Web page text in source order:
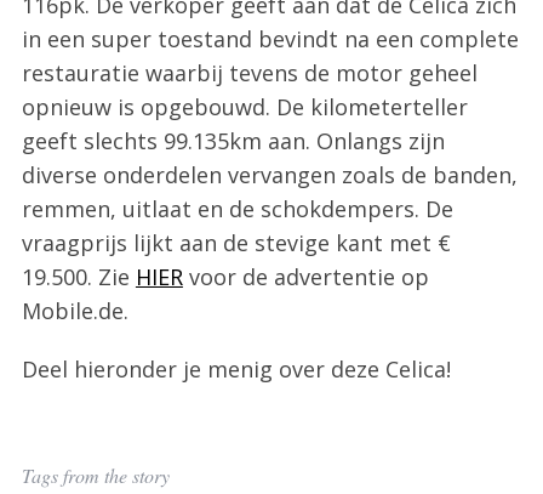
in een super toestand bevindt na een complete
restauratie waarbij tevens de motor geheel
opnieuw is opgebouwd. De kilometerteller
geeft slechts 99.135km aan. Onlangs zijn
diverse onderdelen vervangen zoals de banden,
remmen, uitlaat en de schokdempers. De
vraagprijs lijkt aan de stevige kant met €
19.500. Zie HIERvoor de advertentie op
Mobile.de.
Deel hieronder je menig over deze Celica!
Tags from the story